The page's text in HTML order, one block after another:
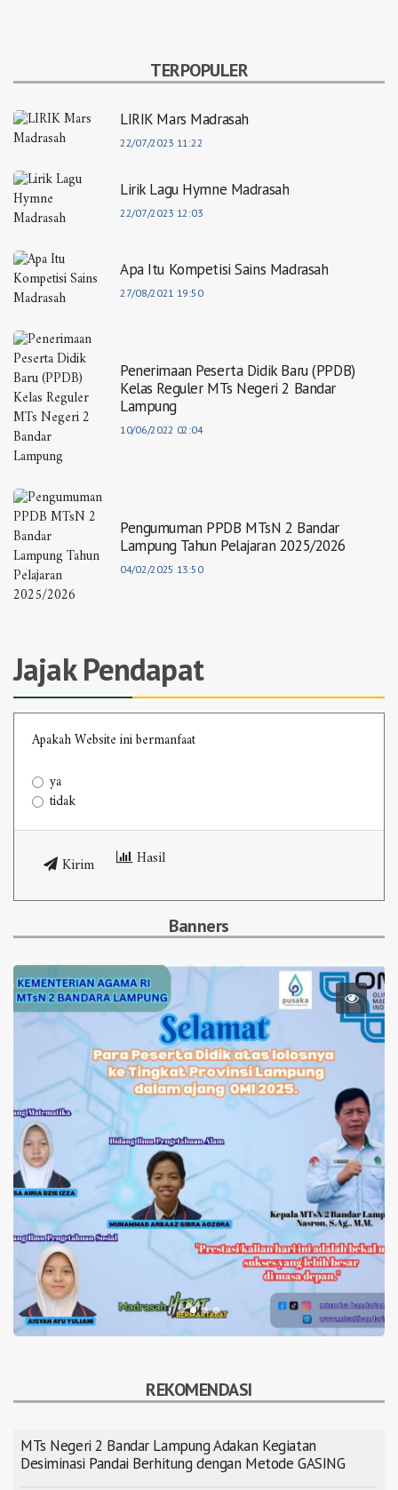
TERPOPULER
LIRIK Mars Madrasah
22/07/2023 11:22
Lirik Lagu Hymne Madrasah
22/07/2023 12:03
Apa Itu Kompetisi Sains Madrasah
27/08/2021 19:50
Penerimaan Peserta Didik Baru (PPDB)
Kelas Reguler MTs Negeri 2 Bandar
Lampung
10/06/2022 02:04
Pengumuman PPDB MTsN 2 Bandar
Lampung Tahun Pelajaran 2025/2026
04/02/2025 13:50
Jajak Pendapat
Apakah Website ini bermanfaat
ya
tidak
Kirim Hasil
Banners
REKOMENDASI
MTs Negeri 2 Bandar Lampung Adakan Kegiatan
Desiminasi Pandai Berhitung dengan Metode GASING